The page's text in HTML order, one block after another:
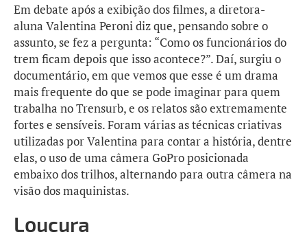
Em debate após a exibição dos filmes, a diretora-
aluna Valentina Peroni diz que, pensando sobre o
assunto, se fez a pergunta: “Como os funcionários do
trem ficam depois que isso acontece?”. Daí, surgiu o
documentário, em que vemos que esse é um drama
mais frequente do que se pode imaginar para quem
trabalha no Trensurb, e os relatos são extremamente
fortes e sensíveis. Foram várias as técnicas criativas
utilizadas por Valentina para contar a história, dentre
elas, o uso de uma câmera GoPro posicionada
embaixo dos trilhos, alternando para outra câmera na
visão dos maquinistas.
Loucura